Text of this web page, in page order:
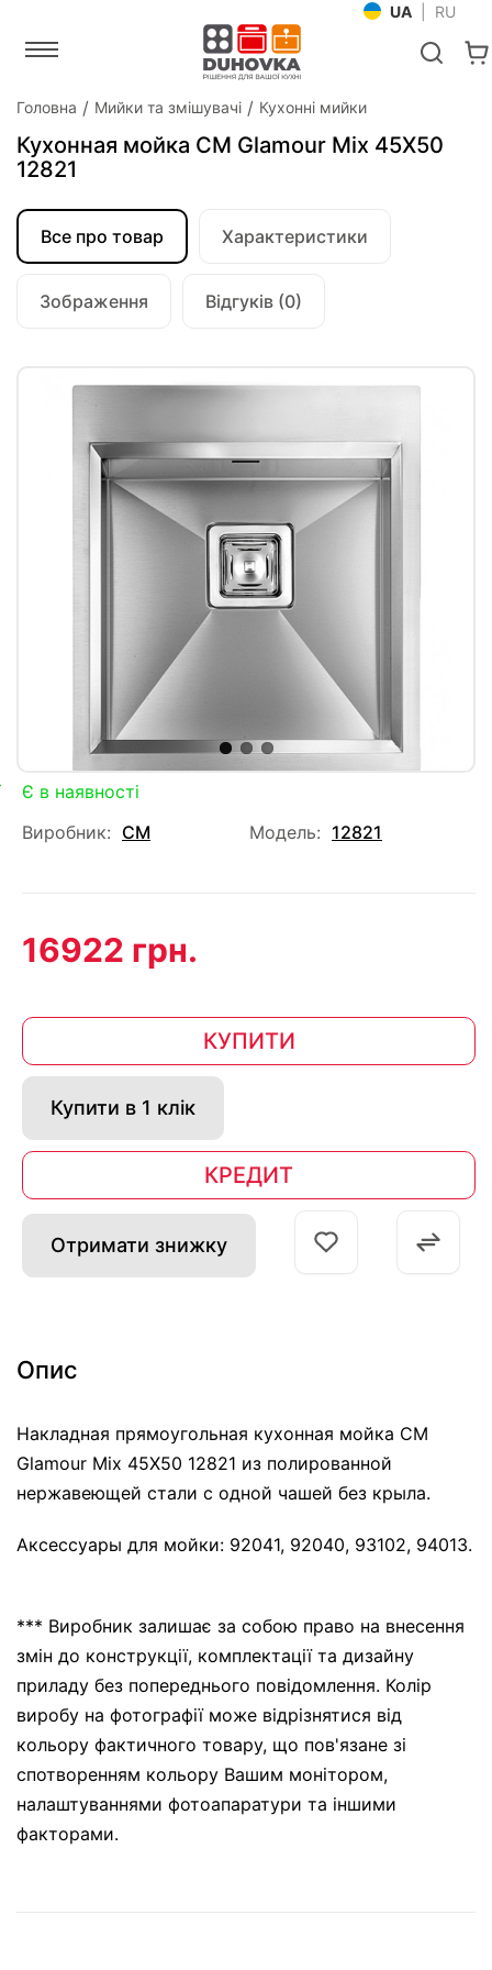
UA RU
Головна Мийки та змішувачі Кухонні мийки
Кухонная мойка CM Glamour Mix 45Х50
12821
Все про товар Характеристики
Зображення Відгуків (0)
Є в наявності
Виробник: CM Модель: 12821
16922 грн.
КУПИТИ
Купити в 1 клік
КРЕДИТ
Отримати знижку
Опис
Накладная прямоугольная кухонная мойка CM
Glamour Mix 45Х50 12821 из полированной
нержавеющей стали с одной чашей без крыла.
Аксессуары для мойки: 92041, 92040, 93102, 94013.
*** Виробник залишає за собою право на внесення
змін до конструкції, комплектації та дизайну
приладу без попереднього повідомлення. Колір
виробу на фотографії може відрізнятися від
кольору фактичного товару, що пов'язане зі
спотворенням кольору Вашим монітором,
налаштуваннями фотоапаратури та іншими
факторами.